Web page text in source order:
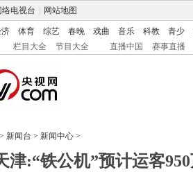
电视台 网站地图
体育 综艺 春晚 戏曲 音乐 科教 青少
栏目大全 节目大全 直播中国 赛事直播
> 新闻台 > 新闻中心 >
津:“铁公机”预计运客